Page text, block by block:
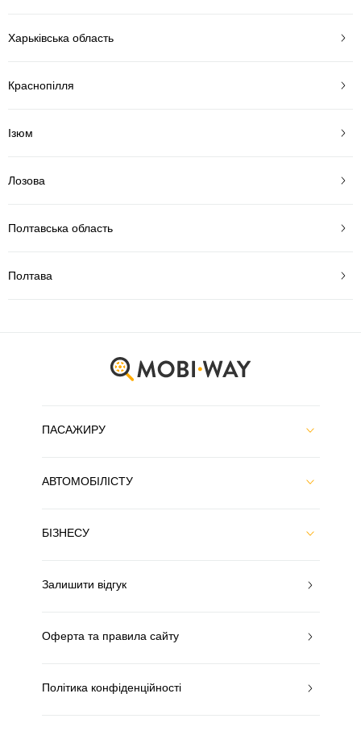
Харьківська область
Краснопілля
Ізюм
Лозова
Полтавська область
Полтава
ПАСАЖИРУ
АВТОМОБІЛІСТУ
БІЗНЕСУ
Залишити відгук
Оферта та правила сайту
Політика конфіденційності